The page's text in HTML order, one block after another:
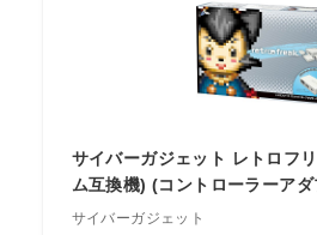
サイバーガジェット レトロフ
ム互換機) (コントローラーア
サイバーガジェット